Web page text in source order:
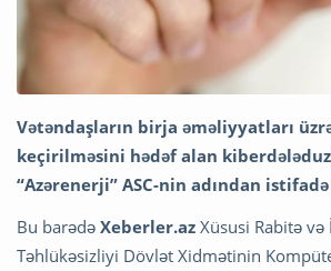
Vətəndaşların birja əməliyyatları
keçirilməsini hədəf alan
“Azərenerji” ASC-nin adından
Bu barədə Xeberler.az Xüsusi Rabitə
Təhlükəsizliyi Dövlət Xidmətinin